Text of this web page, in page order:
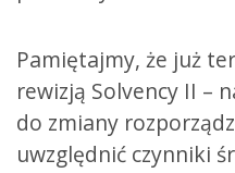
Pamiętajmy, że już
rewizją Solvency II ­–
do zmiany
uwzględnić czynniki